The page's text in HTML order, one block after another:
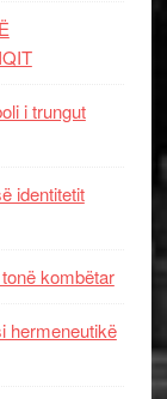
i trungut
identitetit
kombëtar
hermeneutikë